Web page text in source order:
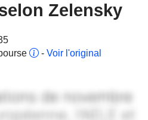
Zelensky
- Voir l'original